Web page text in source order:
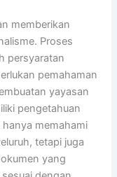
memberikan
Proses
persyaratan
pemahaman
yayasan
pengetahuan
memahami
tetapi juga
yang